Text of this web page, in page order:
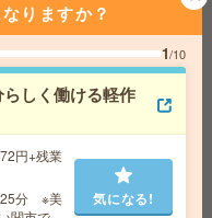
児駅・日
気になる!
で備品のチェック
りますか？
1/10
しく働ける軽作
円+残業
25分 ※美
気になる!